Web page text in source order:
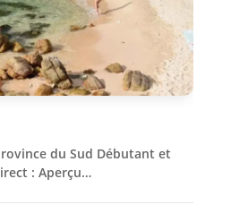
du Sud Débutant et
: Aperçu…